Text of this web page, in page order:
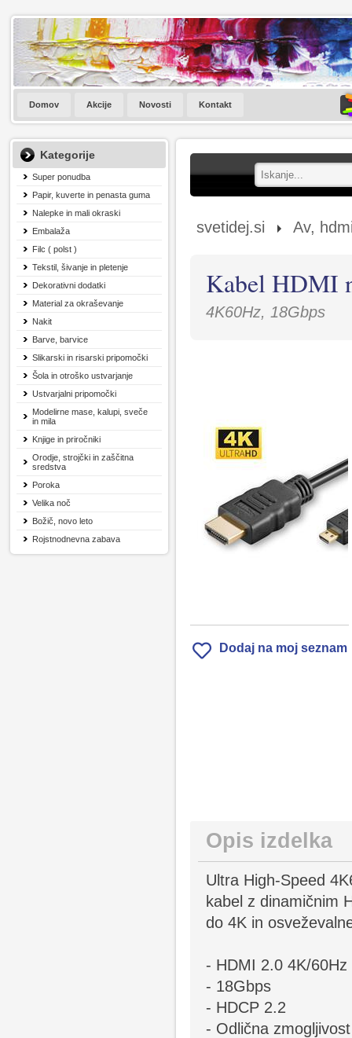
Domov Akcije Novosti Kontakt
Kategorije
Super ponudba
Papir, kuverte in penasta guma
Nalepke in mali okraski
Embalaža
Filc ( polst )
Tekstil, šivanje in pletenje
Dekorativni dodatki
Material za okraševanje
Nakit
Barve, barvice
Slikarski in risarski pripomočki
Šola in otroško ustvarjanje
Ustvarjalni pripomočki
Modelirne mase, kalupi, sveče
in mila
Knjige in priročniki
Orodje, strojčki in zaščitna
sredstva
Poroka
Velika noč
Božič, novo leto
Rojstnodnevna zabava
svetidej.si Av,
Kabel HDMI
4K60Hz, 18Gbps
Dodaj na moj seznam
Opis izdelka
Ultra High-Speed
kabel z dinamičnim
do 4K in
- HDMI 2.0 4K/60Hz
- 18Gbps
- HDCP 2.2
- Odlična zmogljivost